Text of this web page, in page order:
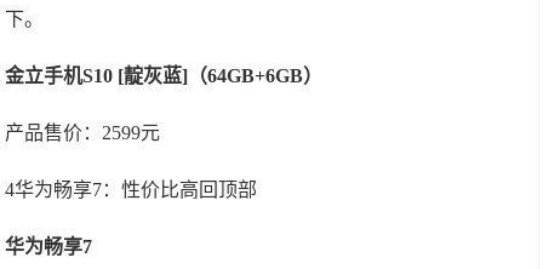
下。
金立手机S10 [靛灰蓝]（64GB+6GB）
产品售价：2599元
4华为畅享7：性价比高回顶部
华为畅享7